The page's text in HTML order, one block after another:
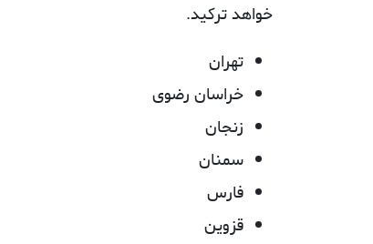
خواهد ترکید.
تهران
خراسان رضوی
زنجان
سمنان
فارس
قزوین